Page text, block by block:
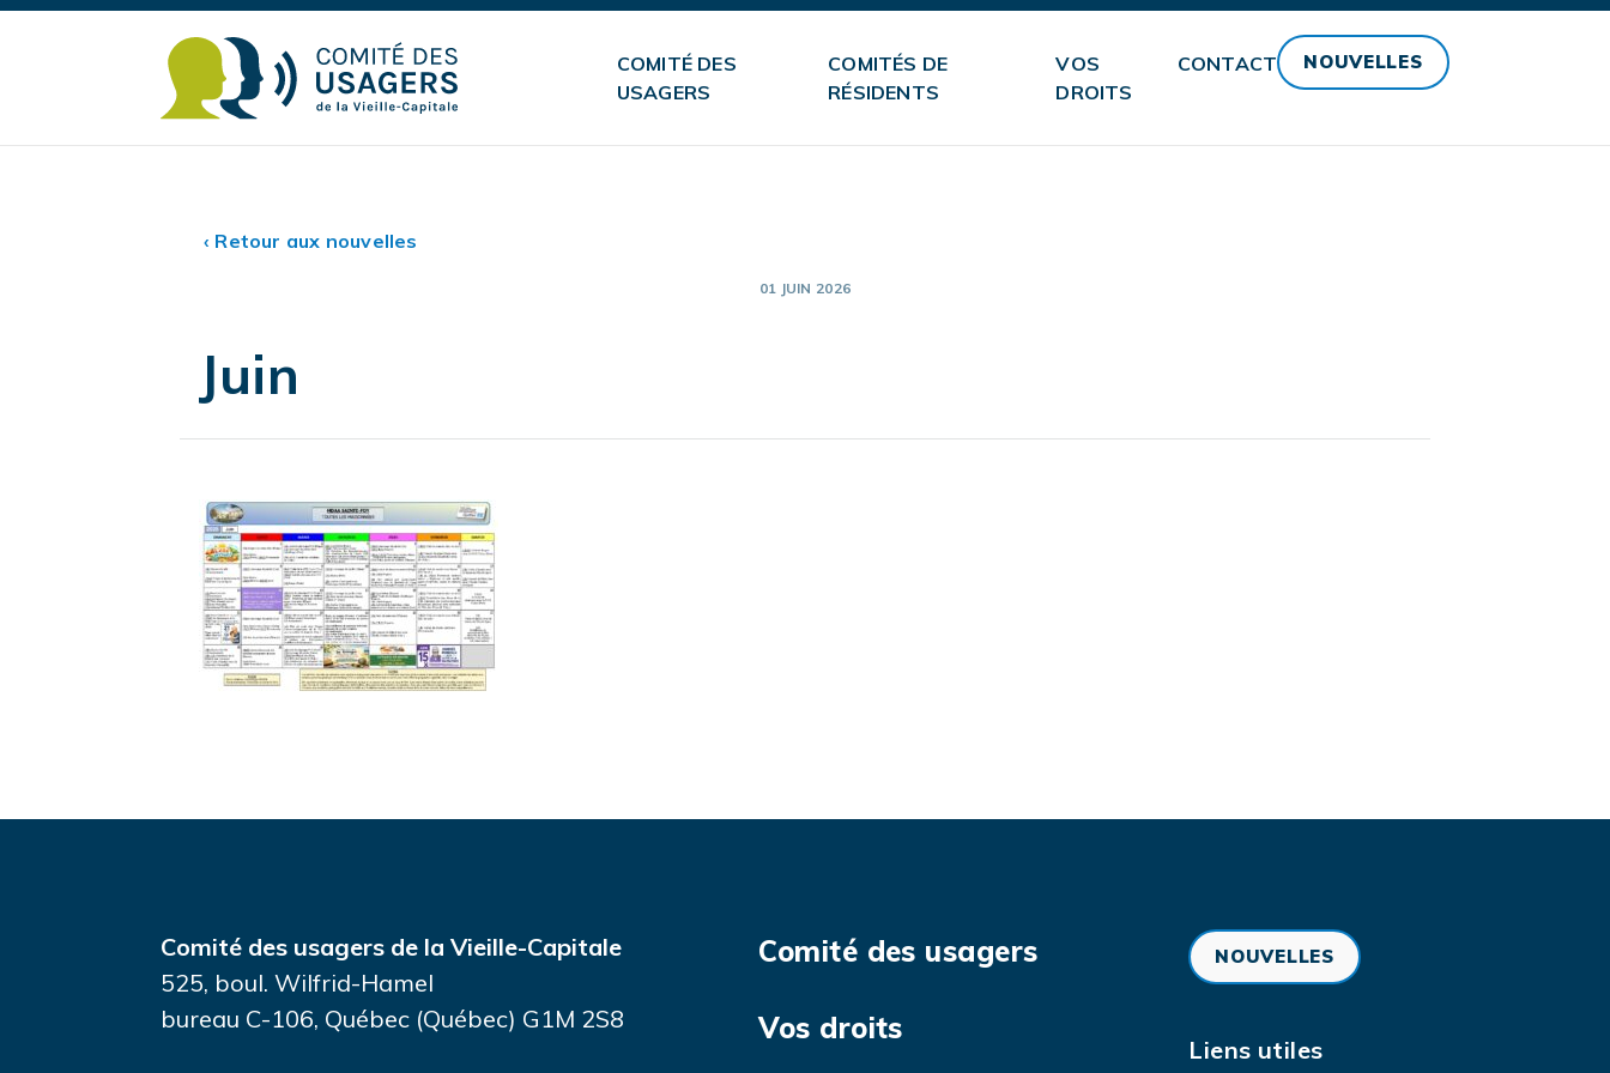
COMITÉ DES
USAGERS
COMITÉS DE
RÉSIDENTS
VOS
DROITS
CONTACT NOUVELLES
‹ Retour aux nouvelles
01 JUIN 2026
Juin
Comité des usagers de la Vieille-Capitale
525, boul. Wilfrid-Hamel
bureau C-106, Québec (Québec) G1M 2S8
Comité des usagers
Vos droits
NOUVELLES
Liens utiles